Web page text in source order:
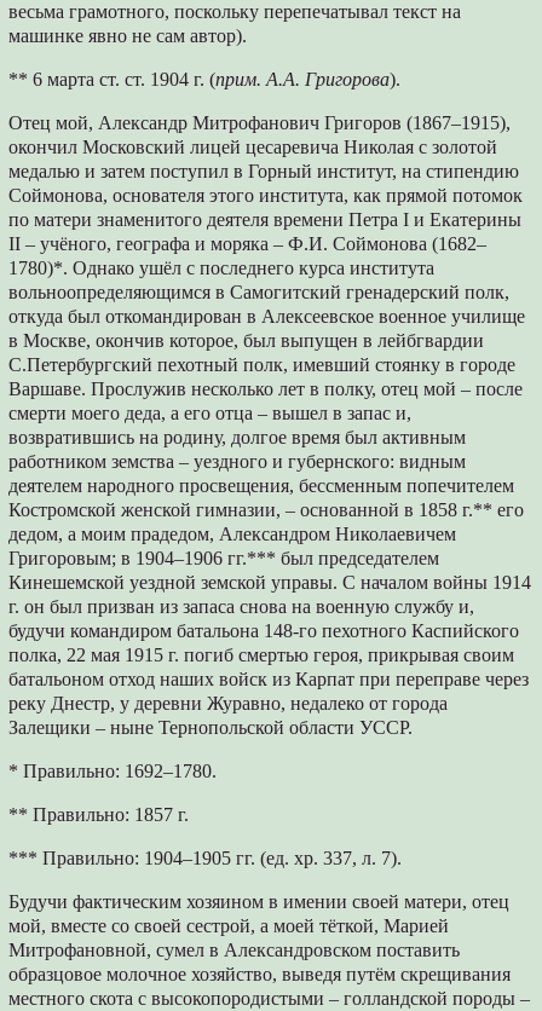
весьма грамотного, поскольку перепечатывал текст на
машинке явно не сам автор).
** 6 марта ст. ст. 1904 г. (прим. А.А. Григорова).
Отец мой, Александр Митрофанович Григоров (1867–1915),
окончил Московский лицей цесаревича Николая с золотой
медалью и затем поступил в Горный институт, на стипендию
Соймонова, основателя этого института, как прямой потомок
по матери знаменитого деятеля времени Петра I и Екатерины
II – учёного, географа и моряка – Ф.И. Соймонова (1682–
1780)*. Однако ушёл с последнего курса института
вольноопределяющимся в Самогитский гренадерский полк,
откуда был откомандирован в Алексеевское военное училище
в Москве, окончив которое, был выпущен в лейбгвардии
С.Петербургский пехотный полк, имевший стоянку в городе
Варшаве. Прослужив несколько лет в полку, отец мой – после
смерти моего деда, а его отца – вышел в запас и,
возвратившись на родину, долгое время был активным
работником земства – уездного и губернского: видным
деятелем народного просвещения, бессменным попечителем
Костромской женской гимназии, – основанной в 1858 г.** его
дедом, а моим прадедом, Александром Николаевичем
Григоровым; в 1904–1906 гг.*** был председателем
Кинешемской уездной земской управы. С началом войны 1914
г. он был призван из запаса снова на военную службу и,
будучи командиром батальона 148-го пехотного Каспийского
полка, 22 мая 1915 г. погиб смертью героя, прикрывая своим
батальоном отход наших войск из Карпат при переправе через
реку Днестр, у деревни Журавно, недалеко от города
Залещики – ныне Тернопольской области УССР.
* Правильно: 1692–1780.
** Правильно: 1857 г.
*** Правильно: 1904–1905 гг. (ед. хр. 337, л. 7).
Будучи фактическим хозяином в имении своей матери, отец
мой, вместе со своей сестрой, а моей тёткой, Марией
Митрофановной, сумел в Александровском поставить
образцовое молочное хозяйство, выведя путём скрещивания
местного скота с высокопородистыми – голландской породы –